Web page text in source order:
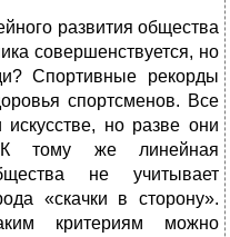
развития обще­ства
совершенствуется, но
Спортивные рекорды
спортсменов. Все
но разве они
К тому же линейная
не учитывает
«скачки в сторону».
критериям можно